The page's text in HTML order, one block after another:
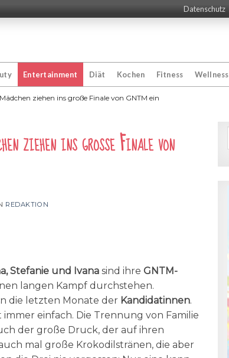
Datenschutz
Entertainment Diät Kochen Fitness Wellness
ziehen ins große Finale von GNTM ein
ziehen ins große Finale von
REDAKTION
Stefanie und Ivana sind ihre GNTM-
langen Kampf durchstehen.
die letzten Monate der Kandidatinnen.
einfach. Die Trennung von Familie
der große Druck, der auf ihren
mal große Krokodilstränen, die aber